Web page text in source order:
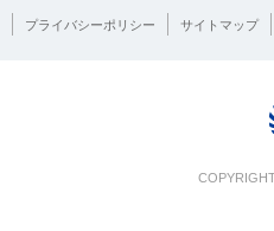
プライバシーポリシー サイトマップ